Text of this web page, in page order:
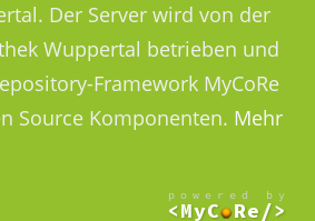
Der Server wird von der
Wuppertal betrieben und
Framework MyCoRe
Source Komponenten. Mehr